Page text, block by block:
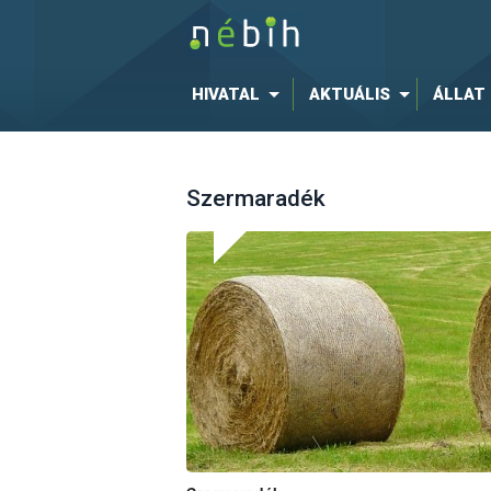
HIVATAL AKTUÁLIS ÁLLAT
Szermaradék